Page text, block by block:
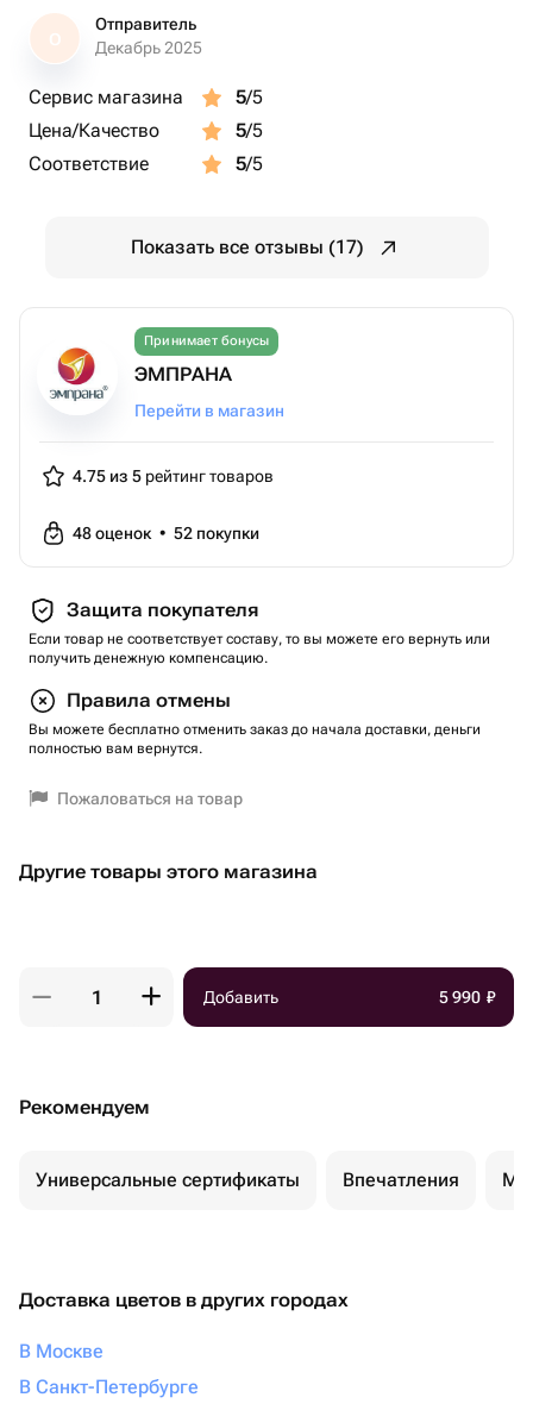
О
Отправитель
Декабрь 2025
Сервис магазина 5/5
Цена/Качество
5/5
Соответствие
5/5
Показать все отзывы (17)
Принимает бонусы
ЭМПРАНА
Перейти в магазин
4.75 из 5 рейтинг товаров
48оценок • 52 покупки
Защита покупателя
Если товар не соответствует составу, то вы можете его вернуть или
получить денежную компенсацию.
Правила отмены
Вы можете бесплатно отменить заказ до начала доставки, деньги
полностью вам вернутся.
Пожаловаться на товар
Другие товары этого магазина
Добавить 5 990 ₽
Рекомендуем
Универсальные сертификаты Впечатления
Доставка цветов в других городах
В Москве
В Санкт-Петербурге